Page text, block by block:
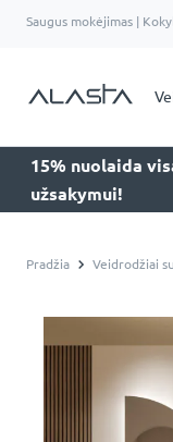
Saugus mokėjimas |
15% nuolaida
užsakymui!
Pradžia Veidrodžiai